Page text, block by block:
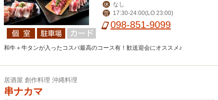
休 なし
営 17:30-24:00(LO 23:00)
098-851-9099
和牛＋牛タンが入ったコスパ最高のコース有！歓送迎会にオススメ♪
居酒屋 創作料理 沖縄料理
串ナカマ